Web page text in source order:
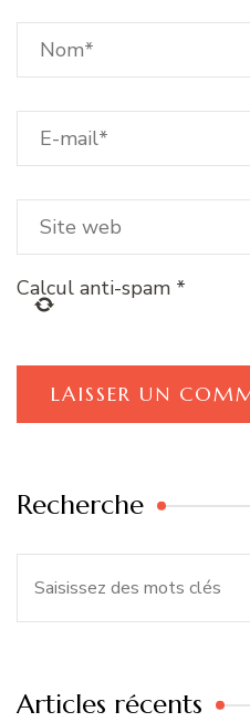
Calcul anti-spam *
Recherche
Articles récents